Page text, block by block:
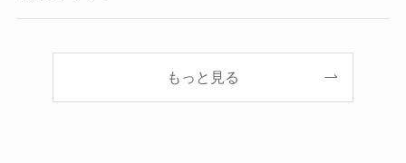
もっと見る